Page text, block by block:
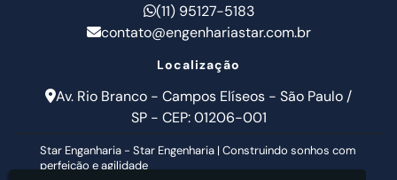
(11) 95127-5183
contato@engenhariastar.com.br
Localização
Av. Rio Branco - Campos Elíseos - São Paulo /
SP - CEP: 01206-001
Star Enganharia - Star Engenharia | Construindo sonhos com
perfeição e agilidade